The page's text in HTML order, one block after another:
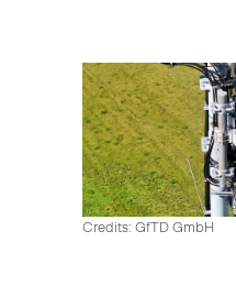
Credits: GfTD GmbH